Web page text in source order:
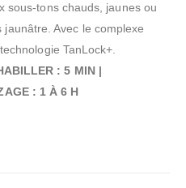
sous-tons chauds, jaunes ou
Avec le complexe
TanLock+.
: 5 MIN |
: 1 À 6 H